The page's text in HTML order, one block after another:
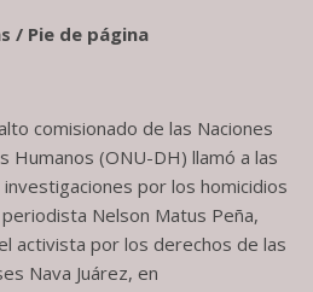
/ Pie de página
comisionado de las Naciones
Humanos (ONU-DH) llamó a las
por los homicidios
Nelson Matus Peña,
activista por los derechos de las
Nava Juárez, en